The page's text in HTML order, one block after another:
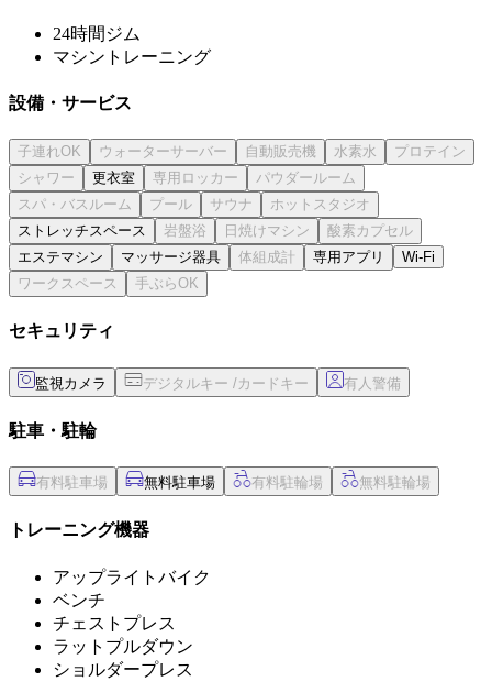
24時間ジム
マシントレーニング
設備・サービス
更衣室
ストレッチスペース
エステマシン
マッサージ器具 専用アプリ Wi-Fi
セキュリティ
監視カメラ
駐車・駐輪
無料駐車場
トレーニング機器
アップライトバイク
ベンチ
チェストプレス
ラットプルダウン
ショルダープレス